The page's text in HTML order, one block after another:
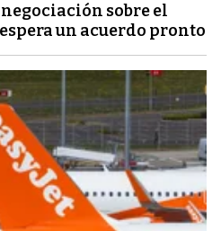
negociación sobre el
un acuerdo pronto